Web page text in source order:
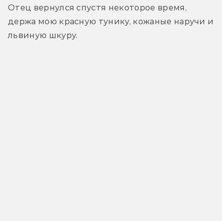
Отец вернулся спустя некоторое время,
держа мою красную тунику, кожаные наручи и
львиную шкуру.